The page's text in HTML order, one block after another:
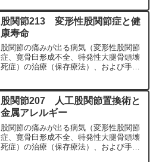
科専門医（人工関節手術を専門）の塗山
正宏が色々と説明します。
股関節213 変形性股関節症と健
康寿命
股関節の痛みが出る病気（変形性股関節
症、寛骨臼形成不全、特発性大腿骨頭壊
死症）の治療（保存療法）、および手術
科専門医（人工関節手術を専門）の塗山
正宏が色々と説明します。
股関節207 人工股関節置換術と
金属アレルギー
股関節の痛みが出る病気（変形性股関節
症、寛骨臼形成不全、特発性大腿骨頭壊
死症）の治療（保存療法）、および手術